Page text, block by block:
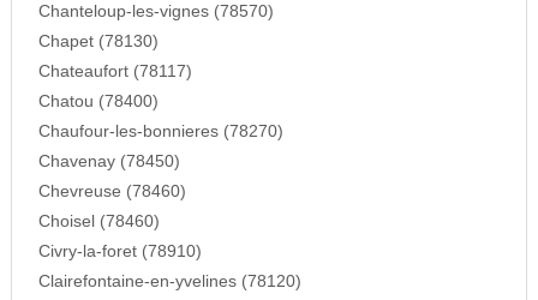
Chanteloup-les-vignes (78570)
Chapet (78130)
Chateaufort (78117)
Chatou (78400)
Chaufour-les-bonnieres (78270)
Chavenay (78450)
Chevreuse (78460)
Choisel (78460)
Civry-la-foret (78910)
Clairefontaine-en-yvelines (78120)